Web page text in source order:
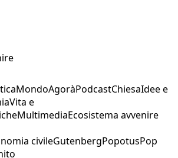
MondoAgoràPodcastChiesaIdee e
Vita e
MultimediaEcosistema avvenire
civileGutenbergPopotusPop